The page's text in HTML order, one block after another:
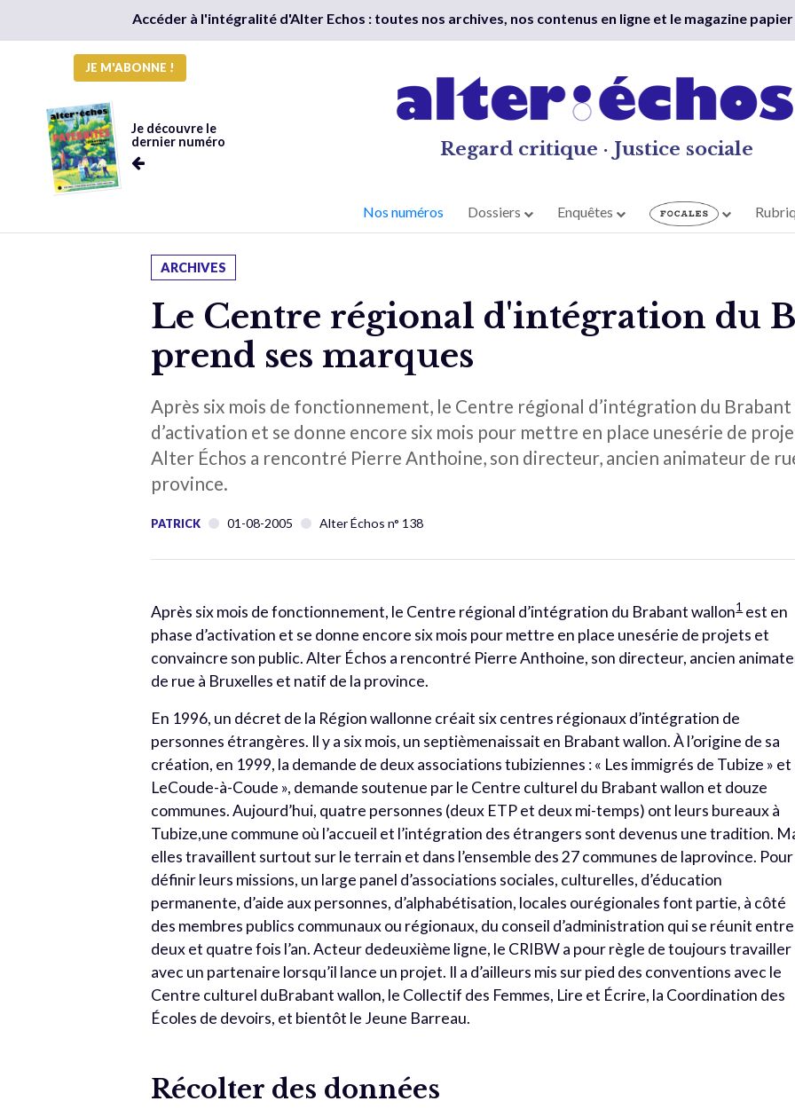
Accéder à l'intégralité d'Alter Echos : toutes nos archives, nos contenus en ligne et le magazine papier
JE M'ABONNE !
Je découvre le
dernier numéro
Regard critique · Justice sociale
Nos numéros Dossiers Enquêtes
ARCHIVES
Le Centre régional d'intégration du
prend ses marques
Après six mois de fonctionnement, le Centre régional d’intégration du
d’activation et se donne encore six mois pour mettre en place unesérie de
Alter Échos a rencontré Pierre Anthoine, son directeur, ancien animateur de
province.
PATRICK 01-08-2005 Alter Échos n° 138
Après six mois de fonctionnement, le Centre régional d’intégration du Brabant wallon1est en
phase d’activation et se donne encore six mois pour mettre en place unesérie de projets et
convaincre son public. Alter Échos a rencontré Pierre Anthoine, son directeur, ancien
de rue à Bruxelles et natif de la province.
En 1996, un décret de la Région wallonne créait six centres régionaux d’intégration de
personnes étrangères. Il y a six mois, un septièmenaissait en Brabant wallon. À l’origine de sa
création, en 1999, la demande de deux associations tubiziennes : « Les immigrés de Tubize » et
LeCoude-à-Coude », demande soutenue par le Centre culturel du Brabant wallon et douze
communes. Aujourd’hui, quatre personnes (deux ETP et deux mi-temps) ont leurs bureaux à
Tubize,une commune où l’accueil et l’intégration des étrangers sont devenus une tradition.
elles travaillent surtout sur le terrain et dans l’ensemble des 27 communes de laprovince. Pour
définir leurs missions, un large panel d’associations sociales, culturelles, d’éducation
permanente, d’aide aux personnes, d’alphabétisation, locales ourégionales font partie, à côté
des membres publics communaux ou régionaux, du conseil d’administration qui se réunit entre
deux et quatre fois l’an. Acteur dedeuxième ligne, le CRIBW a pour règle de toujours travailler
avec un partenaire lorsqu’il lance un projet. Il a d’ailleurs mis sur pied des conventions avec le
Centre culturel duBrabant wallon, le Collectif des Femmes, Lire et Écrire, la Coordination des
Écoles de devoirs, et bientôt le Jeune Barreau.
Récolter des données